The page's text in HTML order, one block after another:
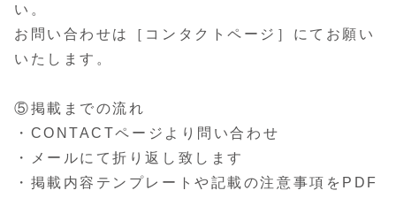
い。
お問い合わせは［コンタクトページ］にてお願い
いたします。
⑤掲載までの流れ
・CONTACTページより問い合わせ
・メールにて折り返し致します
・掲載内容テンプレートや記載の注意事項をPDF